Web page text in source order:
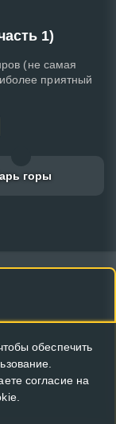
1)
(не самая
приятный
горы
обеспечить
согласие на